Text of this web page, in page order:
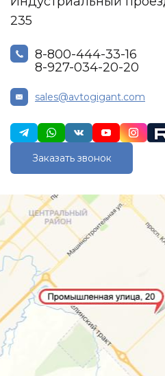
235
8-800-444-33-16
8-927-034-20-20
sales@avtogigant.com
Заказать звонок